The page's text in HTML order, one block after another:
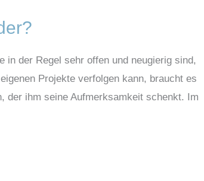
in der Regel sehr offen und neugierig sind,
Projekte verfolgen kann, braucht es
der ihm seine Aufmerksamkeit schenkt. Im